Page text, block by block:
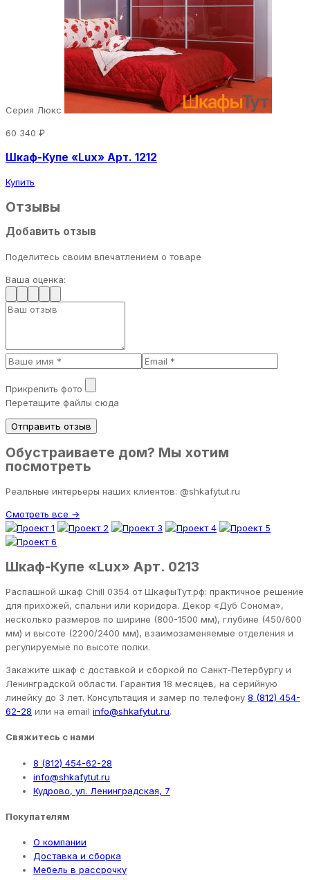
Серия Люкс
60 340 ₽
Шкаф-Купе «Lux» Арт. 1212
Купить
Отзывы
Добавить отзыв
Поделитесь своим впечатлением о товаре
Ваша оценка:
Прикрепить фото
Перетащите файлы сюда
Отправить отзыв
Обустраиваете дом? Мы хотим
посмотреть
Реальные интерьеры наших клиентов: @shkafytut.ru
Смотреть все →
Шкаф-Купе «Lux» Арт. 0213
Распашной шкаф Chill 0354 от ШкафыТут.рф: практичное решение
для прихожей, спальни или коридора. Декор «Дуб Сонома»,
несколько размеров по ширине (800-1500 мм), глубине (450/600
мм) и высоте (2200/2400 мм), взаимозаменяемые отделения и
регулируемые по высоте полки.
Закажите шкаф с доставкой и сборкой по Санкт-Петербургу и
Ленинградской области. Гарантия 18 месяцев, на серийную
линейку до 3 лет. Консультация и замер по телефону 8 (812) 454-
62-28 или на email info@shkafytut.ru.
Свяжитесь с нами
8 (812) 454-62-28
info@shkafytut.ru
Кудрово, ул. Ленинградская, 7
Покупателям
О компании
Доставка и сборка
Мебель в рассрочку